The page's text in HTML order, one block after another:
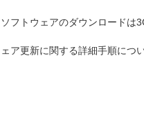
フトウェアのダウンロードは
ア更新に関する詳細手順につ